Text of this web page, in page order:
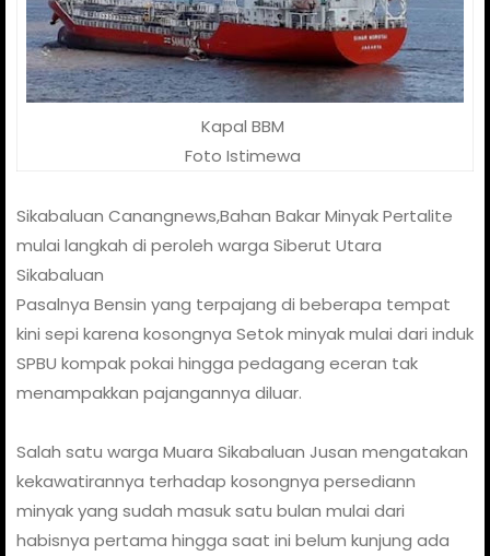
Kapal BBM
Foto Istimewa
Sikabaluan Canangnews,Bahan Bakar Minyak Pertalite
mulai langkah di peroleh warga Siberut Utara
Sikabaluan
Pasalnya Bensin yang terpajang di beberapa tempat
kini sepi karena kosongnya Setok minyak mulai dari induk
SPBU kompak pokai hingga pedagang eceran tak
menampakkan pajangannya diluar.
Salah satu warga Muara Sikabaluan Jusan mengatakan
kekawatirannya terhadap kosongnya persediann
minyak yang sudah masuk satu bulan mulai dari
habisnya pertama hingga saat ini belum kunjung ada